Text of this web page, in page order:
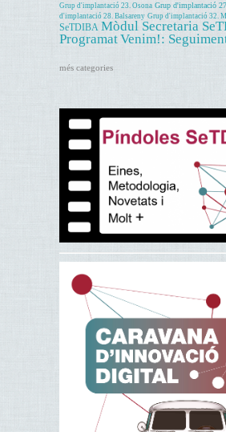
Grup d'implantació 23. Osona Grup d'implantació
d'implantació 28. Balsareny Grup d'implantació 32.
SeTDIBA Mòdul Secretaria
ProgramatVenim!:
més categories